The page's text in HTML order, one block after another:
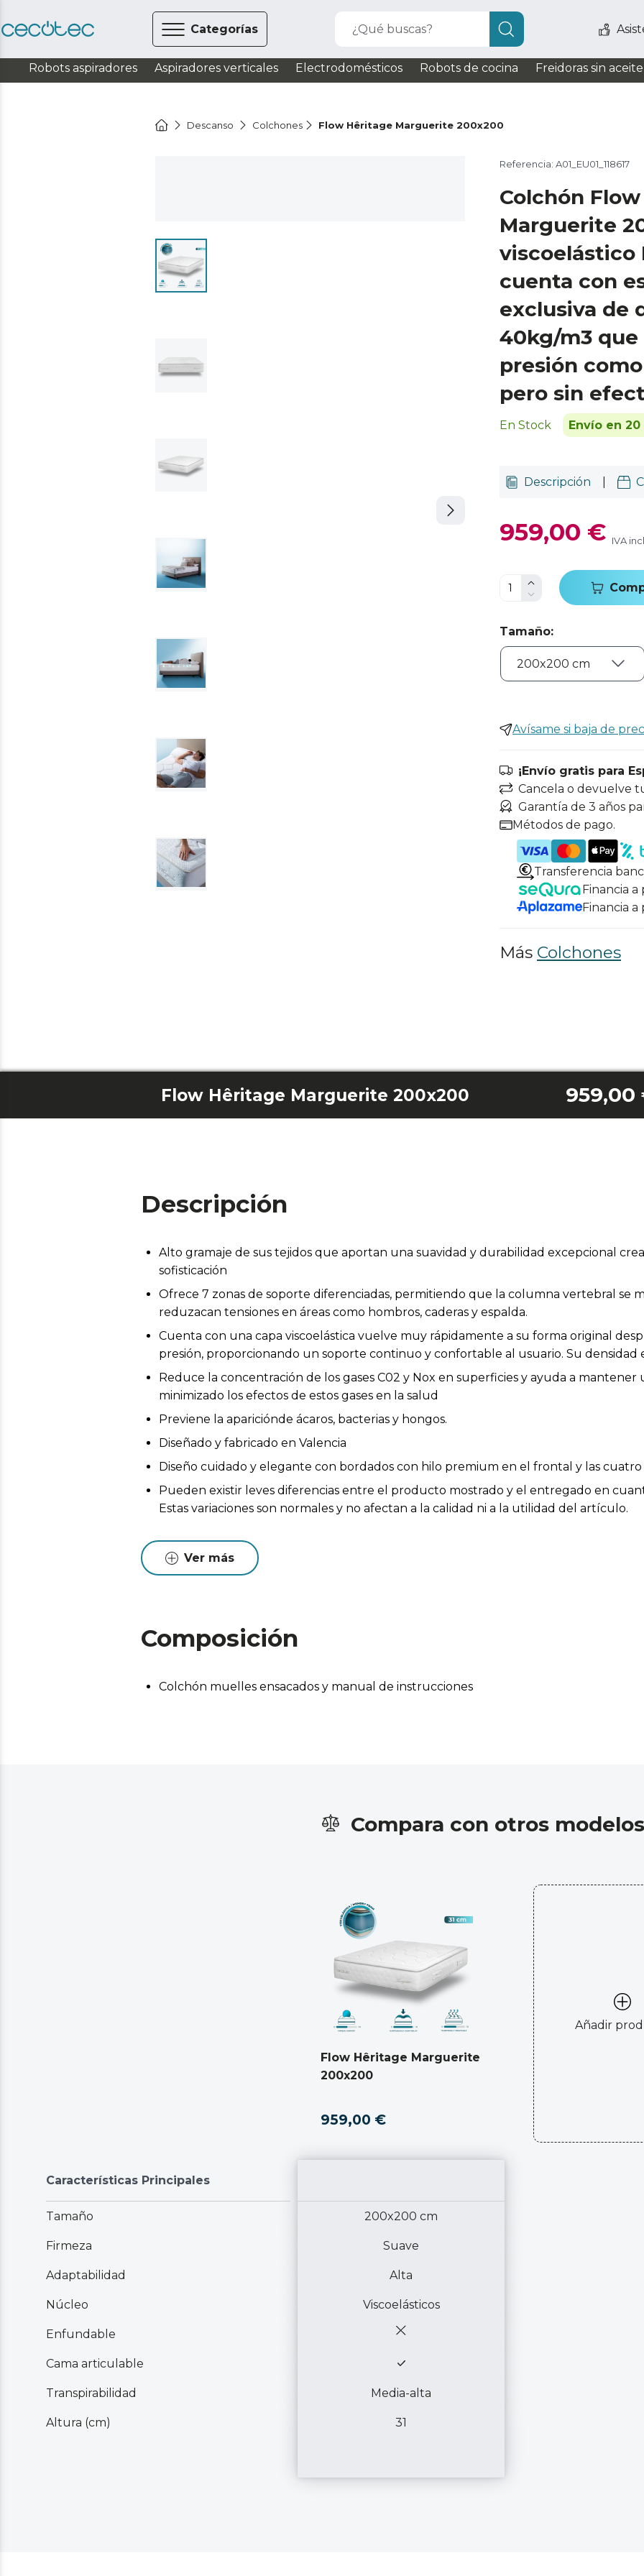
Categorías ¿Qué buscas?
Robots aspiradores Aspiradores verticales Electrodomésticos Robots de cocina Freidoras sin aceite
Descanso Colchones Flow Hêritage Marguerite 200x200
Referencia: A01_EU01_118617
Colchón
Marguerite
viscoelástico
cuenta con
exclusiva de
40kg/m3
presión
pero sin
En Stock Envío en 20
Descripción
959,00 € IVA
Tamaño:
Avísame si baja de
¡Envío gratis para
Cancela o devuelve
Garantía de 3 años
Métodos de pago.
Transferencia
Financia a
Financia a
Más Colchones
Flow Hêritage Marguerite 200x200 959,00
Descripción
Alto gramaje de sus tejidos que aportan una suavidad y durabilidad excepcional
sofisticación
Ofrece 7 zonas de soporte diferenciadas, permitiendo que la columna vertebral se
reduzacan tensiones en áreas como hombros, caderas y espalda.
Cuenta con una capa viscoelástica vuelve muy rápidamente a su forma original
presión, proporcionando un soporte continuo y confortable al usuario. Su densidad
Reduce la concentración de los gases C02 y Nox en superficies y ayuda a
minimizado los efectos de estos gases en la salud
Previene la apariciónde ácaros, bacterias y hongos.
Diseñado y fabricado en Valencia
Diseño cuidado y elegante con bordados con hilo premium en el frontal y las cuatro
Pueden existir leves diferencias entre el producto mostrado y el entregado en
Estas variaciones son normales y no afectan a la calidad ni a la utilidad del artículo.
Ver más
Composición
Colchón muelles ensacados y manual de instrucciones
Compara con otros modelos
Flow Hêritage Marguerite
200x200
959,00 €
Añadir
Características Principales
Tamaño 200x200 cm
Firmeza Suave
Adaptabilidad Alta
Núcleo Viscoelásticos
Enfundable
Cama articulable
Transpirabilidad Media-alta
Altura (cm) 31